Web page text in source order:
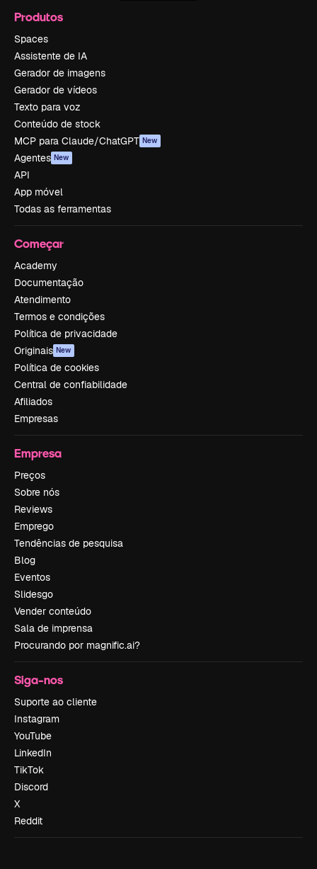
Produtos
Spaces
Assistente de IA
Gerador de imagens
Gerador de vídeos
Texto para voz
Conteúdo de stock
MCP para Claude/ChatGPT New
Agentes New
API
App móvel
Todas as ferramentas
Começar
Academy
Documentação
Atendimento
Termos e condições
Política de privacidade
Originais New
Política de cookies
Central de confiabilidade
Afiliados
Empresas
Empresa
Preços
Sobre nós
Reviews
Emprego
Tendências de pesquisa
Blog
Eventos
Slidesgo
Vender conteúdo
Sala de imprensa
Procurando por magnific.ai?
Siga-nos
Suporte ao cliente
Instagram
YouTube
LinkedIn
TikTok
Discord
X
Reddit